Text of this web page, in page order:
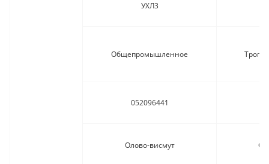
УХЛ3
Общепромышленное
052096441
Олово-висмут